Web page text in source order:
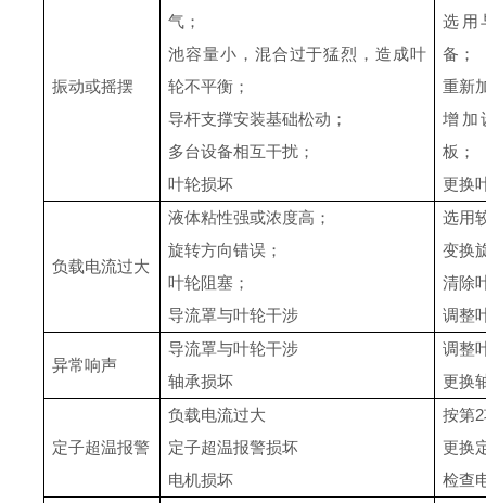
振动或摇摆
气；
池容量小，混合过于猛烈，造成叶
轮不平衡；
导杆支撑安装基础松动；
多台设备相互干扰；
叶轮损坏
选用
备；
重新
增加
板；
更换
负载电流过大
液体粘性强或浓度高；
旋转方向错误；
叶轮阻塞；
导流罩与叶轮干涉
选用
变换
清除
调整
异常响声
导流罩与叶轮干涉
轴承损坏
调整
更换
定子超温报警
负载电流过大
定子超温报警损坏
电机损坏
按第2
更换
检查